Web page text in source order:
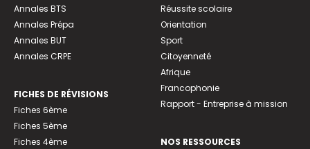
Annales BTS
Annales Prépa
Annales BUT
Annales CRPE
FICHES DE RÉVISIONS
Fiches 6ème
Fiches 5ème
Fiches 4ème
Réussite scolaire
Orientation
Sport
Citoyenneté
Afrique
Francophonie
Rapport - Entreprise à mission
NOS RESSOURCES